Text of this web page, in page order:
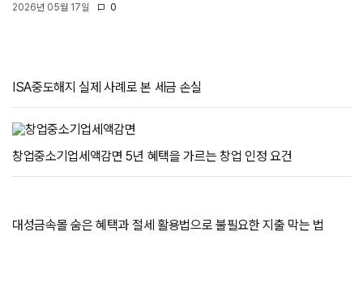
2026년 05월 17일 0
ISA중도해지 실제 사례로 본 세금 손실
창업중소기업세액감면 5년 혜택을 가르는 창업 인정 요건
대성금속몰 숨은 혜택과 절세 활용법으로 불필요한 지출 막는 법